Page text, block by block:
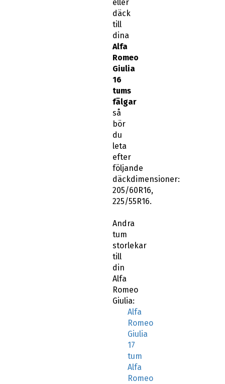
eller
däck
till
dina
Alfa
Romeo
Giulia
16
tums
fälgar
så
bör
du
leta
efter
följande
däckdimensioner:
205/60R16,
225/55R16.
Andra
tum
storlekar
till
din
Alfa
Romeo
Giulia:
Alfa
Romeo
Giulia
17
tum
Alfa
Romeo